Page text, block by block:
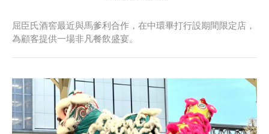
屈臣氏酒窖最近與馬爹利合作，在中環畢打行設期間限定店，
為顧客提供一場非凡餐飲盛宴。